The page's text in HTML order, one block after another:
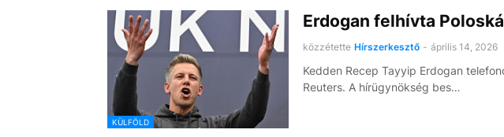
KÜLFÖLD
Erdogan felhívta
közzétette Hírszerkesztő - április 14, 2026
Kedden Recep Tayyip Erdogan
Reuters. A hírügynökség bes…